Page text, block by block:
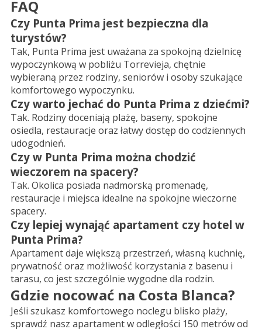
FAQ
Czy Punta Prima jest bezpieczna dla
turystów?
Tak, Punta Prima jest uważana za spokojną dzielnicę
wypoczynkową w pobliżu Torrevieja, chętnie
wybieraną przez rodziny, seniorów i osoby szukające
komfortowego wypoczynku.
Czy warto jechać do Punta Prima z dziećmi?
Tak. Rodziny doceniają plażę, baseny, spokojne
osiedla, restauracje oraz łatwy dostęp do codziennych
udogodnień.
Czy w Punta Prima można chodzić
wieczorem na spacery?
Tak. Okolica posiada nadmorską promenadę,
restauracje i miejsca idealne na spokojne wieczorne
spacery.
Czy lepiej wynająć apartament czy hotel w
Punta Prima?
Apartament daje większą przestrzeń, własną kuchnię,
prywatność oraz możliwość korzystania z basenu i
tarasu, co jest szczególnie wygodne dla rodzin.
Gdzie nocować na Costa Blanca?
Jeśli szukasz komfortowego noclegu blisko plaży,
sprawdź nasz apartament w odległości 150 metrów od